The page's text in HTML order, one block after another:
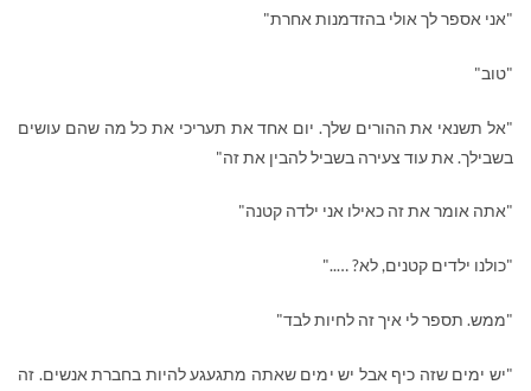
"אני אספר לך אולי בהזדמנות אחרת"
"טוב"
"אל תשנאי את ההורים שלך. יום אחד את תעריכי את כל מה שהם עושים
בשבילך. את עוד צעירה בשביל להבין את זה"
"אתה אומר את זה כאילו אני ילדה קטנה"
"כולנו ילדים קטנים, לא? ….."
"ממש. תספר לי איך זה לחיות לבד"
"יש ימים שזה כיף אבל יש ימים שאתה מתגעגע להיות בחברת אנשים. זה